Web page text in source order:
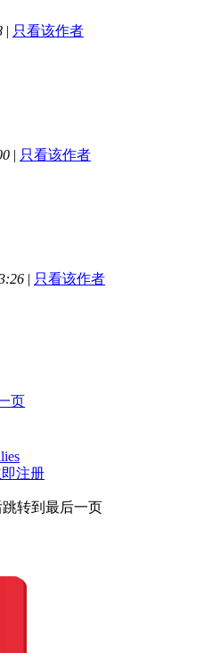
| 只看该作者
| 只看该作者
| 只看该作者
页
注册
跳转到最后一页